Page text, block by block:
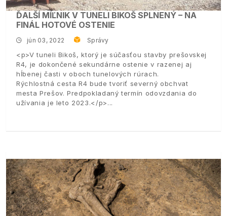
ĎALŠÍ MÍĽNIK V TUNELI BIKOŠ SPLNENÝ – NA
FINÁL HOTOVÉ OSTENIE
jún 03, 2022 Správy
<p>V tuneli Bikoš, ktorý je súčasťou stavby prešovskej
R4, je dokončené sekundárne ostenie v razenej aj
hĺbenej časti v oboch tunelových rúrach.
Rýchlostná cesta R4 bude tvoriť severný obchvat
mesta Prešov. Predpokladaný termín odovzdania do
užívania je leto 2023.</p>